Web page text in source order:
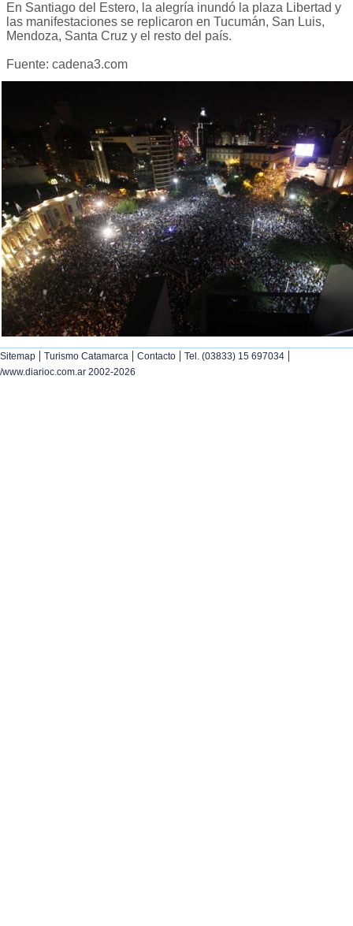
En Santiago del Estero, la alegría inundó la plaza Libertad y
las manifestaciones se replicaron en Tucumán, San Luis,
Mendoza, Santa Cruz y el resto del país.
Fuente: cadena3.com
Sitemap | Turismo Catamarca | Contacto | Tel. (03833) 15 697034 |
/www.diarioc.com.ar 2002-2026